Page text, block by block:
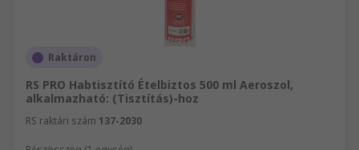
Raktáron
RS PRO Habtisztító Ételbiztos 500 ml Aeroszol,
alkalmazható: (Tisztítás)-hoz
RS raktári szám 137-2030